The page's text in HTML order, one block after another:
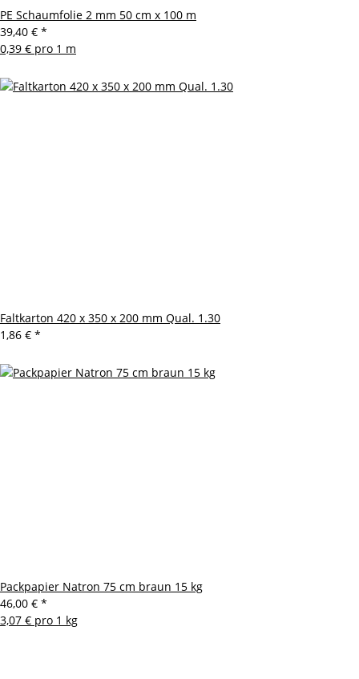
PE Schaumfolie 2 mm 50 cm x 100 m
39,40 € *
0,39 € pro 1 m
Faltkarton 420 x 350 x 200 mm Qual. 1.30
1,86 € *
Packpapier Natron 75 cm braun 15 kg
46,00 € *
3,07 € pro 1 kg